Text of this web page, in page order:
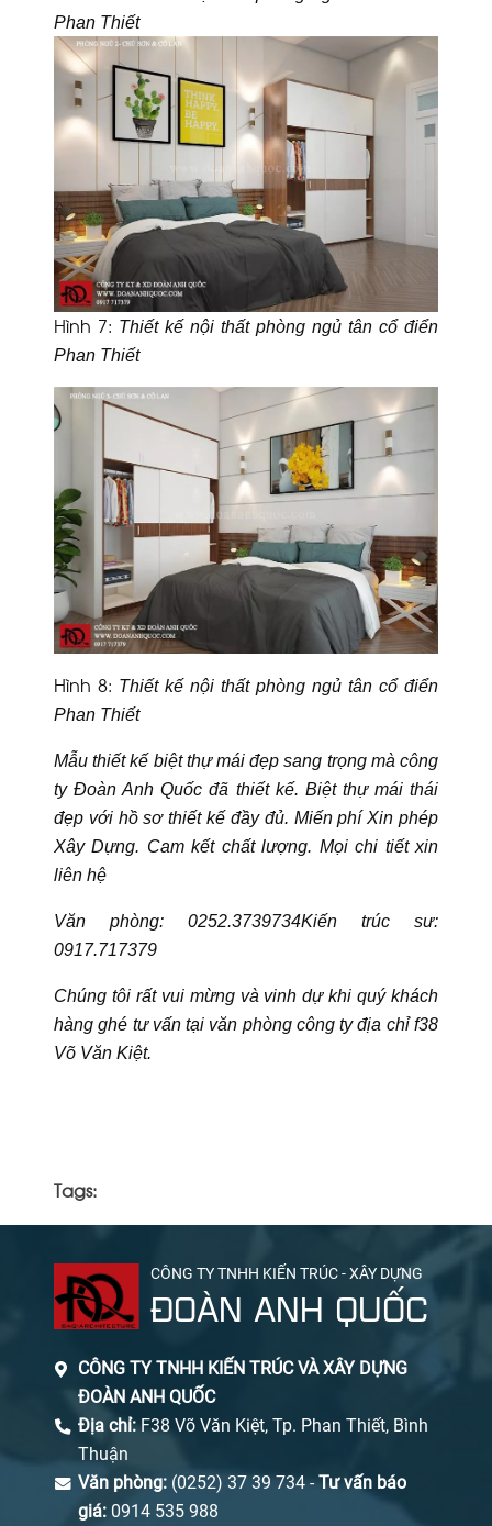
Phan Thiết
Hình 7: Thiết kế nội thất phòng ngủ tân cổ điển
Phan Thiết
Hình 8: Thiết kế nội thất phòng ngủ tân cổ điển
Phan Thiết
Mẫu thiết kế biệt thự mái đẹp sang trọng mà công
ty Đoàn Anh Quốc đã thiết kế. Biệt thự mái thái
đẹp với hồ sơ thiết kế đầy đủ. Miến phí Xin phép
Xây Dựng. Cam kết chất lượng. Mọi chi tiết xin
liên hệ
Văn phòng: 0252.3739734Kiến trúc sư:
0917.717379
Chúng tôi rất vui mừng và vinh dự khi quý khách
hàng ghé tư vấn tại văn phòng công ty địa chỉ f38
Võ Văn Kiệt.
Tags:
CÔNG TY TNHH KIẾN TRÚC - XÂY DỰNG
ĐOÀN ANH QUỐC
CÔNG TY TNHH KIẾN TRÚC VÀ XÂY DỰNG
ĐOÀN ANH QUỐC
Địa chỉ:F38 Võ Văn Kiệt, Tp. Phan Thiết, Bình
Thuận
Văn phòng: (0252) 37 39 734 -Tư vấn báo
giá: 0914 535 988